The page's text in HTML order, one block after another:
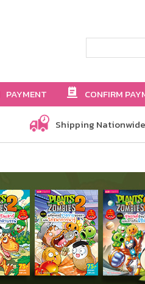
PAYMENT CONFIRM
Shipping Nationwide